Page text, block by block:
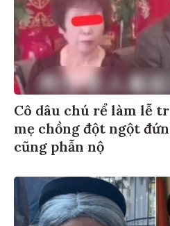
Cô dâu chú rể làm lễ
mẹ chồng đột ngột
cũng phẫn nộ